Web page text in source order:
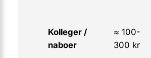
Kolleger /
naboer
≈ 100-
300 kr